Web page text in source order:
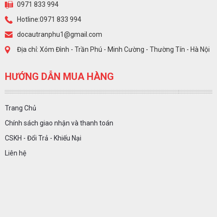
0971 833 994
Hotline:0971 833 994
docautranphu1@gmail.com
Địa chỉ: Xóm Đình - Trần Phú - Minh Cường - Thường Tín - Hà Nội
HƯỚNG DẪN MUA HÀNG
Trang Chủ
Chính sách giao nhận và thanh toán
CSKH - Đổi Trả - Khiếu Nại
Liên hệ